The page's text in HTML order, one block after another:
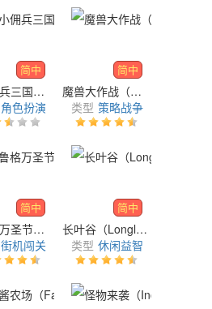
简中
小小佣兵三国志（Eternal Three Kingdoms）
角色扮演
简中
魔兽大作战（Warcraft Rumble）
类型 策略战争
简中
格鲁格万圣节挑战（The Grugs）
街机闯关
简中
长叶谷（Longleaf Valley）
类型 休闲益智